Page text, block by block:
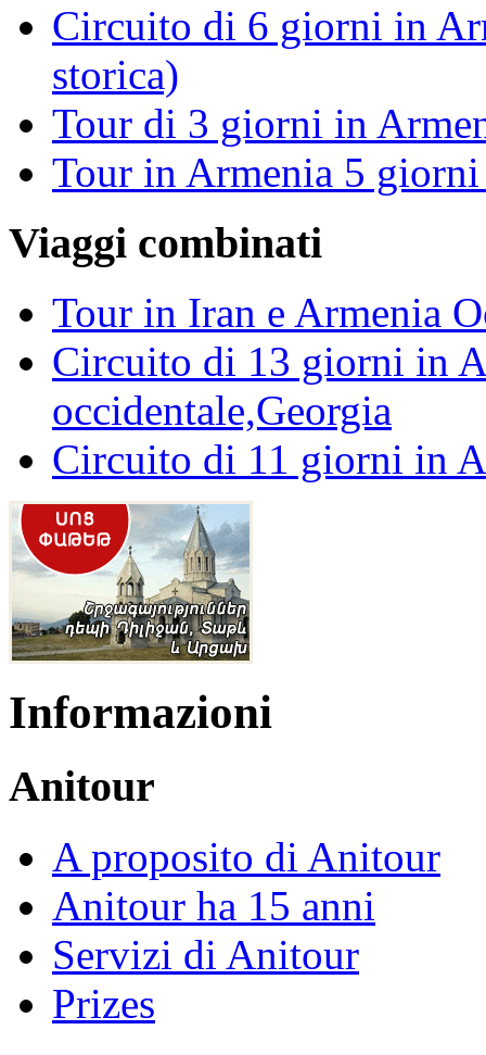
Circuito di 6 giorni in
storica)
Tour di 3 giorni in
Tour in Armenia 5
Viaggi combinati
Tour in Iran e Armenia
Circuito di 13 giorni in
occidentale,Georgia
Circuito di 11 giorni in
Informazioni
Anitour
A proposito di Anitour
Anitour ha 15 anni
Servizi di Anitour
Prizes